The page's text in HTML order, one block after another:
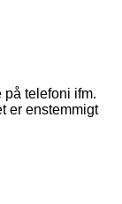
på telefoni ifm.
er enstemmigt